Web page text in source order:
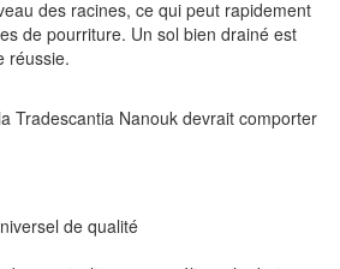
des racines, ce qui peut rapidement
de pourriture. Un sol bien drainé est
réussie.
Tradescantia Nanouk devrait comporter
de qualité